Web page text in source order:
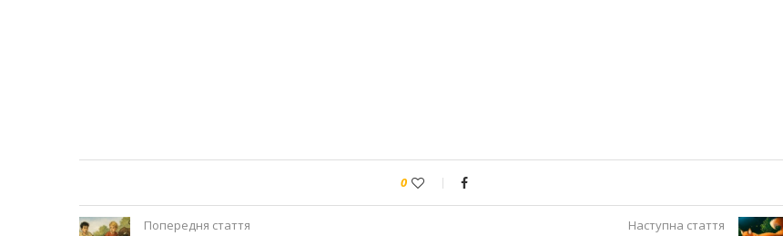
0
Попередня стаття Наступна стаття